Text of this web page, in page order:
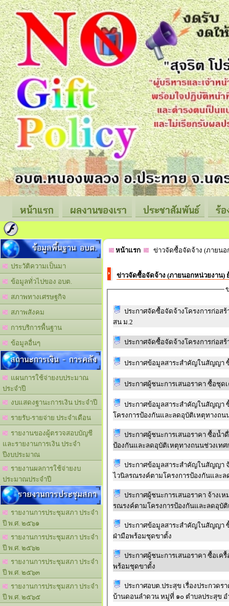
หน้าแรก ผลงานของเรา ประชาสัมพันธ์ ร้
ข้อมูลพื้นฐาน อบต.
ประวัติความเป็นมา
ข้อมูลทั่วไปของ อบต.
สภาพทางเศรษฐกิจ
สภาพสังคม
การบริการพื้นฐาน
ข้อมูลอื่นๆ
สถานะการเงิน - การคลัง
แผนการใช้จ่ายงบประมาณ
ประจำปี
งบแสดงฐานะการเงิน ประจำปี
รายรับ-รายจ่าย ประจำเดือน
รายงานของผู้ตรวจสอบบัญชี
และรายงานการเงิน ประจำ
ปีงบประมาณ
รายงานผลการใช้จ่ายงบ
ประมาณประจำปี
รายงานการประชุมสภา
รายงานการประชุมสภา ประจำ
ปี พ.ศ. ๒๕๖๑
รายงานการประชุมสภา ประจำ
ปี พ.ศ. ๒๕๖๒
รายงานการประชุมสภา ประจำ
ปี พ.ศ. ๒๕๖๓
รายงานการประชุมสภา ประจำ
ปี พ.ศ. ๒๕๖๕
หน้าแรก ข่าวจัดซื้อจัดจ้าง (ภายน
ข่าวจัดซื้อจัดจ้าง (ภายนอกหน่วยงาน)
ประกาศจัดซื้อจัดจ้างโครงการก่อส
สน ม.2
ประกาศจัดซื้อจัดจ้างโครงการก่อส
ประกาศข้อมูลสาระสำคัญในสัญญา
ประกาศผู้ชนะการเสนอราคา ซื้อชุด
ประกาศข้อมูลสาระสำคัญในสัญญา
โครงการป้องกันและลดอุบัติเหตุทางถน
ประกาศผู้ชนะการเสนอราคา ซื้อน้ำ
ป้องกันและลดอุบัติเหตุทางถนนช่วงเท
ประกาศข้อมูลสาระสำคัญในสัญญา
ไวนิลรณรงค์ตามโครงการป้องกันและ
ประกาศผู้ชนะการเสนอราคา จ้างเหมาจัดทำป้ายไวนิลโครงการและป้ายไวนิล
รณรงค์ตามโครงการป้องกันและลดอุบั
ประกาศข้อมูลสาระสำคัญในสัญญา
ฝ่ามือพร้อมชุดขาตั้ง
ประกาศผู้ชนะการเสนอราคา ซื้อเ
พร้อมชุดขาตั้ง
ประกาศอบต.ประสุข เรื่องประกวด
บ้านดอนลำดวน หมู่ที่ ๑๐